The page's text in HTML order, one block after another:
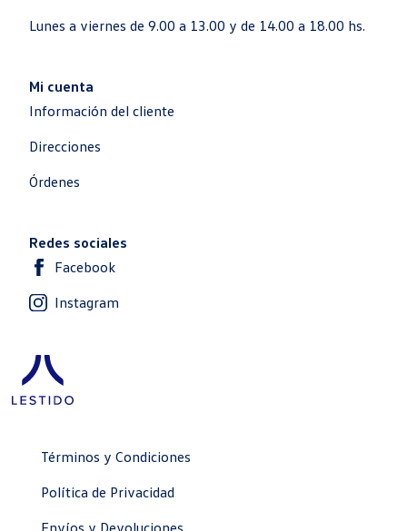
Lunes a viernes de 9.00 a 13.00 y de 14.00 a 18.00 hs.
Mi cuenta
Información del cliente
Direcciones
Órdenes
Redes sociales
Facebook
Instagram
Términos y Condiciones
Política de Privacidad
Envíos y Devoluciones